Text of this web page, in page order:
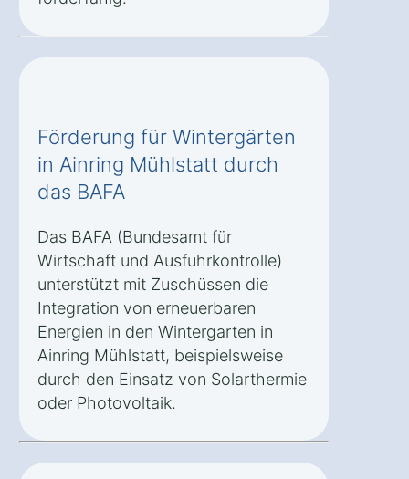
Förderung für Wintergärten
in Ainring Mühlstatt durch
das BAFA
Das BAFA (Bundesamt für
Wirtschaft und Ausfuhrkontrolle)
unterstützt mit Zuschüssen die
Integration von erneuerbaren
Energien in den Wintergarten in
Ainring Mühlstatt, beispielsweise
durch den Einsatz von Solarthermie
oder Photovoltaik.